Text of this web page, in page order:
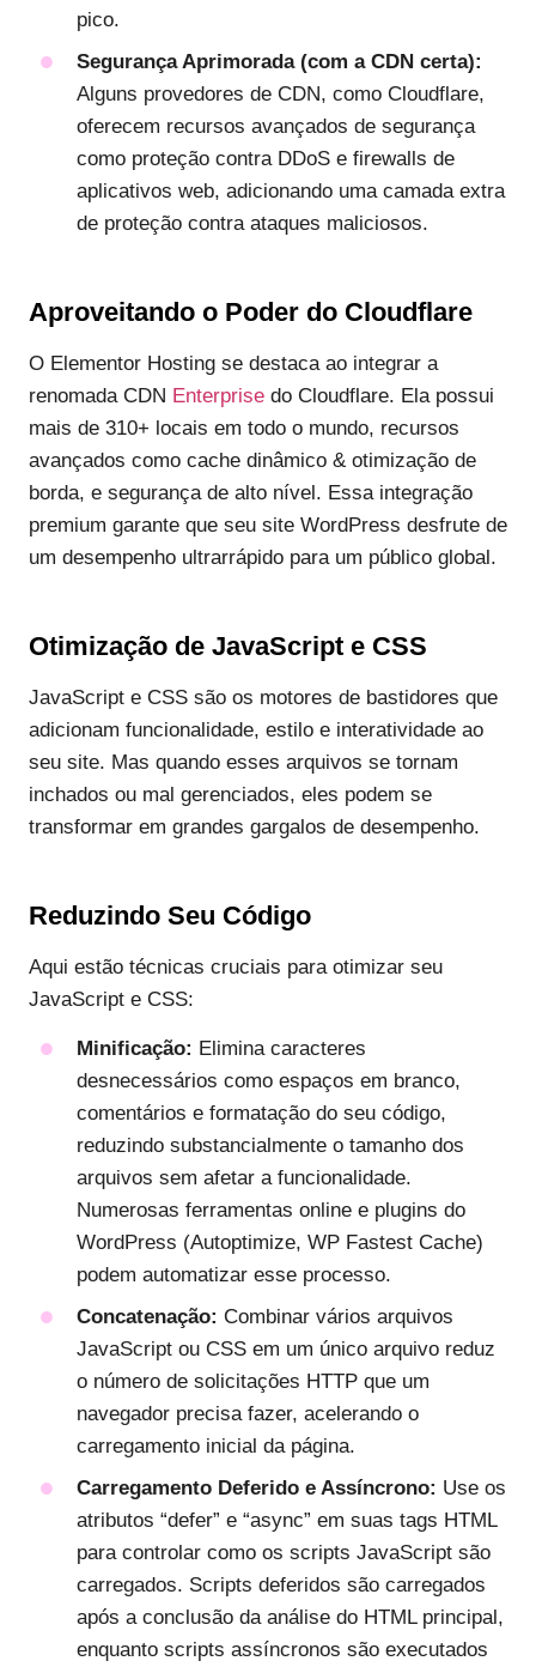
pico.
Segurança Aprimorada (com a CDN certa):
Alguns provedores de CDN, como Cloudflare,
oferecem recursos avançados de segurança
como proteção contra DDoS e firewalls de
aplicativos web, adicionando uma camada extra
de proteção contra ataques maliciosos.
Aproveitando o Poder do Cloudflare
O Elementor Hosting se destaca ao integrar a
renomada CDN Enterprise do Cloudflare. Ela possui
mais de 310+ locais em todo o mundo, recursos
avançados como cache dinâmico & otimização de
borda, e segurança de alto nível. Essa integração
premium garante que seu site WordPress desfrute de
um desempenho ultrarrápido para um público global.
Otimização de JavaScript e CSS
JavaScript e CSS são os motores de bastidores que
adicionam funcionalidade, estilo e interatividade ao
seu site. Mas quando esses arquivos se tornam
inchados ou mal gerenciados, eles podem se
transformar em grandes gargalos de desempenho.
Reduzindo Seu Código
Aqui estão técnicas cruciais para otimizar seu
JavaScript e CSS:
Minificação: Elimina caracteres
desnecessários como espaços em branco,
comentários e formatação do seu código,
reduzindo substancialmente o tamanho dos
arquivos sem afetar a funcionalidade.
Numerosas ferramentas online e plugins do
WordPress (Autoptimize, WP Fastest Cache)
podem automatizar esse processo.
Concatenação: Combinar vários arquivos
JavaScript ou CSS em um único arquivo reduz
o número de solicitações HTTP que um
navegador precisa fazer, acelerando o
carregamento inicial da página.
Carregamento Deferido e Assíncrono: Use os
atributos “defer” e “async” em suas tags HTML
para controlar como os scripts JavaScript são
carregados. Scripts deferidos são carregados
após a conclusão da análise do HTML principal,
enquanto scripts assíncronos são executados